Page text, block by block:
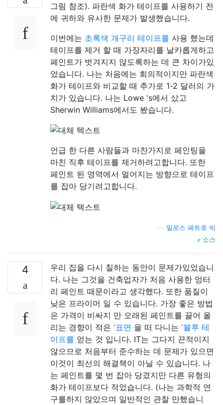
그림 참조). 파란색 화가 테이프를 사용하기 전
에 귀하와 유사한 문제가 발생했습니다.
이번에는 초록색 개구리 테이프를 사용 했는데
테이프를 제거 할 때 가장자리를 날카롭게하고
페인트가 벗겨지지 않도록하는 데 큰 차이가있
었습니다. 나는 처음에는 회의적이지만 파란색
화가 테이프와 비교할 때 추가로 1-2 달러의 가
치가 있습니다. 나는 Lowe 's에서 샀고
Sherwin Williams에서도 봤습니다.
언급 한 다른 사람들과 마찬가지로 페인팅을
마친 직후 테이프를 제거하려고합니다. 또한
페인트 된 영역에서 멀어지는 방향으로 테이프
를 잡아 당기려고합니다.
밀로스 페트로 빅
소스
4
우리 집을 다시 칠하는 동안이 문제가있었습니
다. 나는 그것을 건축업자가 처음 사용한 엉터
리 페인트 때문이라고 생각했다. 또한 품질이
낮은 프라이머 일 수 있습니다. 가장 좋은 방법
은 가격이 비싸지 만 오래된 페인트를 끌어 올
리는 경향이 적은 '표면 을 떠 다니는 '블루 테
이프를 얻는 것 입니다. IT는 그다지 끈적이지
않으므로 처음부터 준수하는 데 문제가 있으면
이것이 최선의 해결책이 아닐 수 있습니다. 나
는 페인트를 몇 번 잡아 당겼지만 다른 유형의
화가 테이프보다 적었습니다. (나는 과학적 연
구를하지 않았으며 일반적인 관찰 만했습니